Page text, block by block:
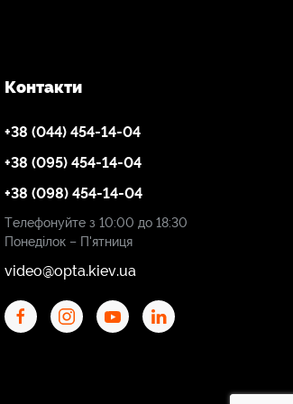
Контакти
+38 (044) 454-14-04
+38 (095) 454-14-04
+38 (098) 454-14-04
Телефонуйте з 10:00 до 18:30
Понеділок – П'ятниця
video@opta.kiev.ua